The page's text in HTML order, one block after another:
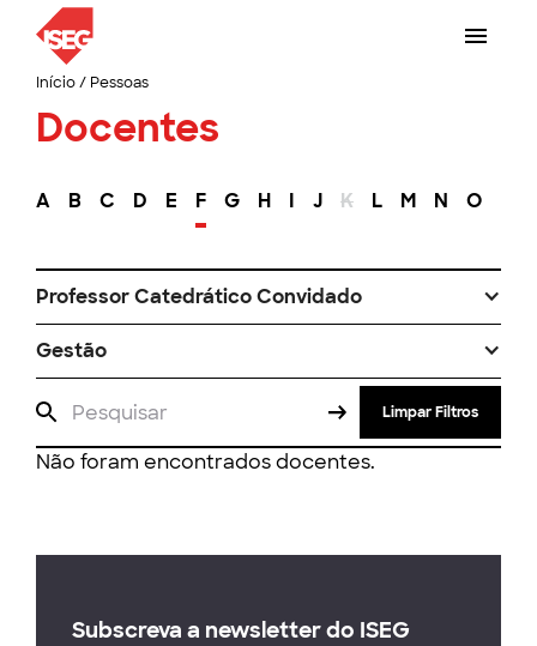
Início/ Pessoas
Docentes
A B C D E F G H I J K L M N O
Professor Catedrático Convidado
Gestão
Limpar Filtros
Não foram encontrados docentes.
Subscreva a newsletter do ISEG